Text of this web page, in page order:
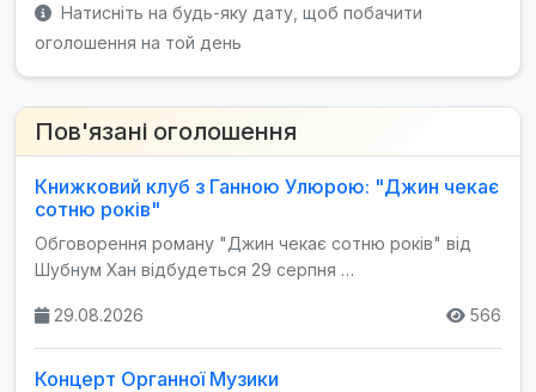
Натисніть на будь-яку дату, щоб побачити
оголошення на той день
Пов'язані оголошення
Книжковий клуб з Ганною Улюрою: "Джин чекає
сотню років"
Обговорення роману "Джин чекає сотню років" від
Шубнум Хан відбудеться 29 серпня …
29.08.2026 566
Концерт Органної Музики